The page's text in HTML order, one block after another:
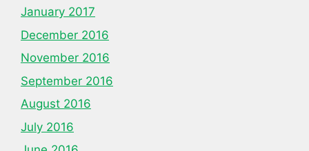
January 2017
December 2016
November 2016
September 2016
August 2016
July 2016